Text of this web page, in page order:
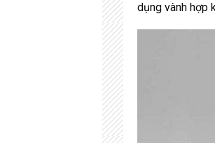
dụng vành hợp